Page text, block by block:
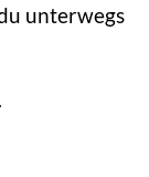
unterwegs